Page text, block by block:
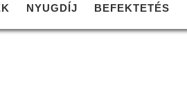
NYUGDÍJ BEFEKTETÉS